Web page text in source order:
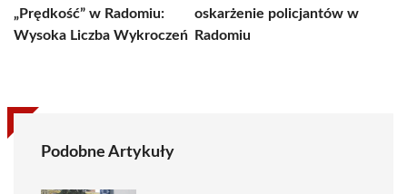
„Prędkość” w Radomiu:
Wysoka Liczba Wykroczeń
oskarżenie policjantów w
Radomiu
Podobne Artykuły